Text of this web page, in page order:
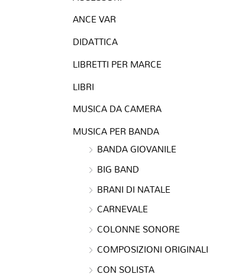
ANCE VAR
DIDATTICA
LIBRETTI PER MARCE
LIBRI
MUSICA DA CAMERA
MUSICA PER BANDA
BANDA GIOVANILE
BIG BAND
BRANI DI NATALE
CARNEVALE
COLONNE SONORE
COMPOSIZIONI ORIGINALI
CON SOLISTA